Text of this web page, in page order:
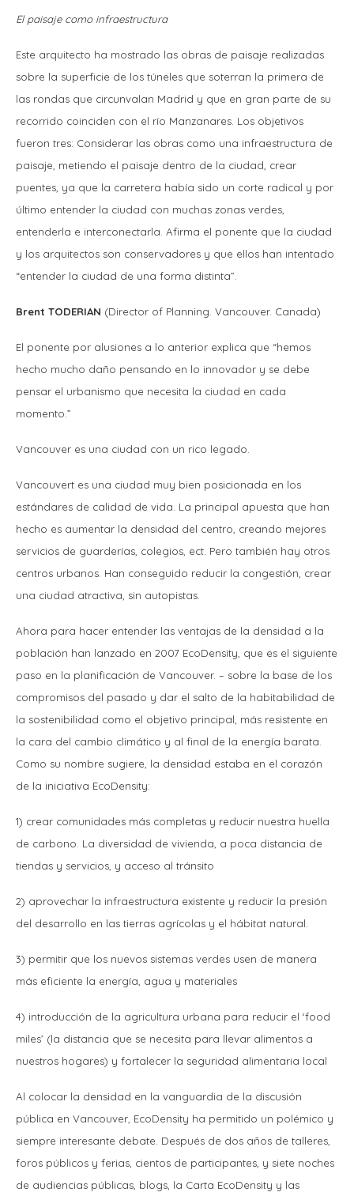
El paisaje como infraestructura
Este arquitecto ha mostrado las obras de paisaje realizadas
sobre la superficie de los túneles que soterran la primera de
las rondas que circunvalan Madrid y que en gran parte de su
recorrido coinciden con el río Manzanares. Los objetivos
fueron tres: Considerar las obras como una infraestructura de
paisaje, metiendo el paisaje dentro de la ciudad, crear
puentes, ya que la carretera había sido un corte radical y por
último entender la ciudad con muchas zonas verdes,
entenderla e interconectarla. Afirma el ponente que la ciudad
y los arquitectos son conservadores y que ellos han intentado
“entender la ciudad de una forma distinta”.
Brent TODERIAN (Director of Planning. Vancouver. Canada)
El ponente por alusiones a lo anterior explica que “hemos
hecho mucho daño pensando en lo innovador y se debe
pensar el urbanismo que necesita la ciudad en cada
momento.”
Vancouver es una ciudad con un rico legado.
Vancouvert es una ciudad muy bien posicionada en los
estándares de calidad de vida. La principal apuesta que han
hecho es aumentar la densidad del centro, creando mejores
servicios de guarderías, colegios, ect. Pero también hay otros
centros urbanos. Han conseguido reducir la congestión, crear
una ciudad atractiva, sin autopistas.
Ahora para hacer entender las ventajas de la densidad a la
población han lanzado en 2007 EcoDensity, que es el siguiente
paso en la planificación de Vancouver. – sobre la base de los
compromisos del pasado y dar el salto de la habitabilidad de
la sostenibilidad como el objetivo principal, más resistente en
la cara del cambio climático y al final de la energía barata.
Como su nombre sugiere, la densidad estaba en el corazón
de la iniciativa EcoDensity:
1) crear comunidades más completas y reducir nuestra huella
de carbono. La diversidad de vivienda, a poca distancia de
tiendas y servicios, y acceso al tránsito
2) aprovechar la infraestructura existente y reducir la presión
del desarrollo en las tierras agrícolas y el hábitat natural.
3) permitir que los nuevos sistemas verdes usen de manera
más eficiente la energía, agua y materiales
4) introducción de la agricultura urbana para reducir el ‘food
miles’ (la distancia que se necesita para llevar alimentos a
nuestros hogares) y fortalecer la seguridad alimentaria local
Al colocar la densidad en la vanguardia de la discusión
pública en Vancouver, EcoDensity ha permitido un polémico y
siempre interesante debate. Después de dos años de talleres,
foros públicos y ferias, cientos de participantes, y siete noches
de audiencias públicas, blogs, la Carta EcoDensity y las